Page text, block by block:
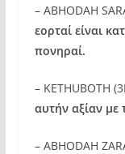
– ABHODAH
εορταί είναι
πονηραί.
– KETHUBOTH
αυτήν αξίαν με
– ABHODAH